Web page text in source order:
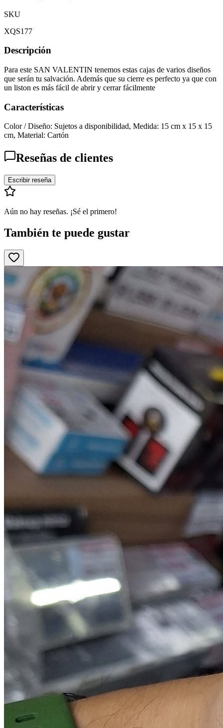
SKU
XQS177
Descripción
Para este SAN VALENTIN tenemos estas cajas de varios diseños
que serán tu salvación. Además que su cierre es perfecto ya que con
un liston es más fácil de abrir y cerrar fácilmente
Características
Color / Diseño: Sujetos a disponibilidad, Medida: 15 cm x 15 x 15
cm, Material: Cartón
Reseñas de clientes
Escribir reseña
Aún no hay reseñas. ¡Sé el primero!
También te puede gustar